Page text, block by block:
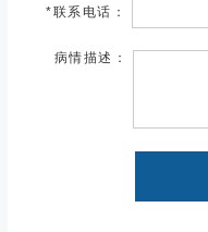
*联系电话：
病情描述：